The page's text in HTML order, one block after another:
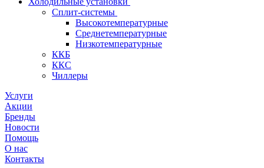
Сплит-системы
Высокотемпературные
Среднетемпературные
Низкотемпературные
ККБ
ККС
Чиллеры
Услуги
Акции
Бренды
Новости
Помощь
О нас
Контакты